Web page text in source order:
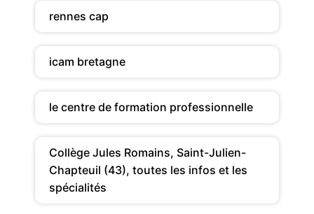
rennes cap
icam bretagne
le centre de formation professionnelle
Collège Jules Romains, Saint-Julien-
Chapteuil (43), toutes les infos et les
spécialités